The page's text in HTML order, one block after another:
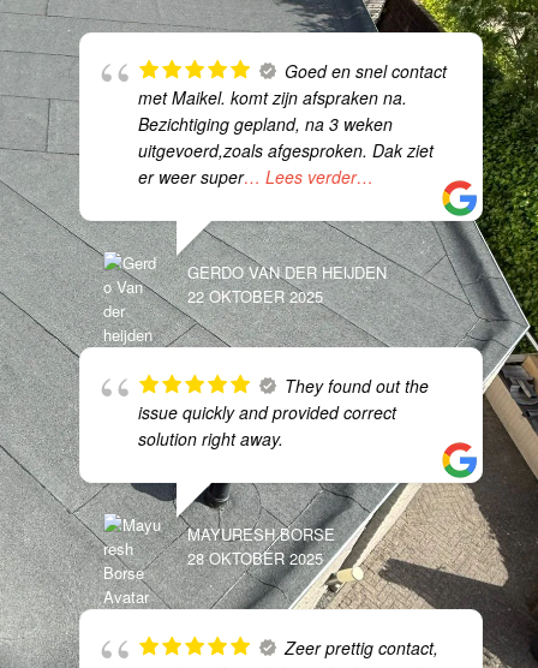
Goed en snel contact
met Maikel. komt zijn afspraken na.
Bezichtiging gepland, na 3 weken
uitgevoerd,zoals afgesproken. Dak ziet
er weer super… Lees verder…
GERDO VAN DER HEIJDEN
22 OKTOBER 2025
They found out the
issue quickly and provided correct
solution right away.
MAYURESH BORSE
28 OKTOBER 2025
Zeer prettig contact,